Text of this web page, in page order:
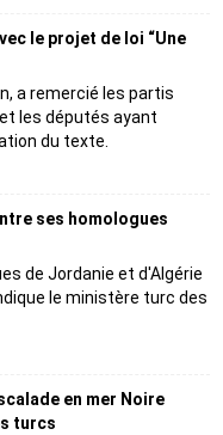
le projet de loi “Une
a remercié les partis
les députés ayant
du texte.
ses homologues
de Jordanie et d'Algérie
le ministère turc des
en mer Noire
turcs